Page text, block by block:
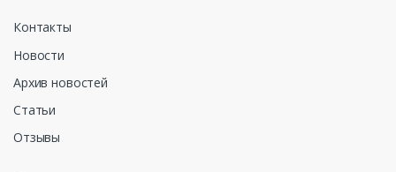
Контакты
Новости
Архив новостей
Статьи
Отзывы